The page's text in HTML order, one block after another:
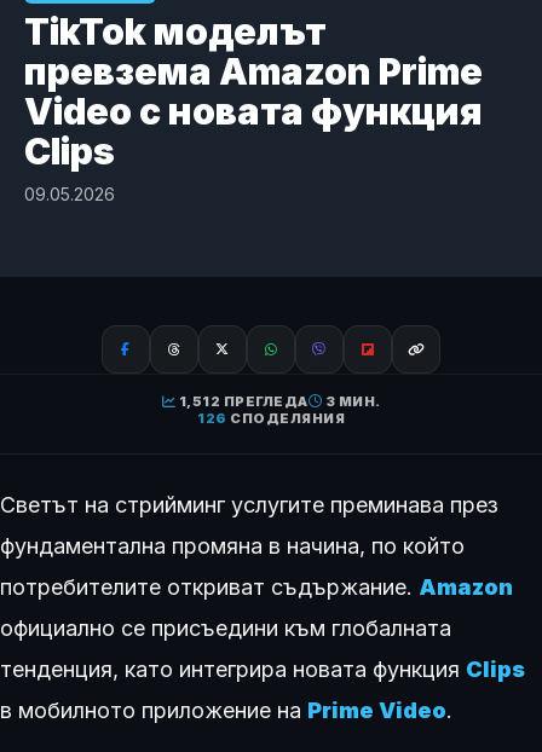
TikTok моделът
превзема Amazon Prime
Video с новата функция
Clips
09.05.2026
1,512 ПРЕГЛЕДА
3 МИН.
126 СПОДЕЛЯНИЯ
Светът на стрийминг услугите преминава през
фундаментална промяна в начина, по който
потребителите откриват съдържание. Amazon
официално се присъедини към глобалната
тенденция, като интегрира новата функция Clips
в мобилното приложение на Prime Video.